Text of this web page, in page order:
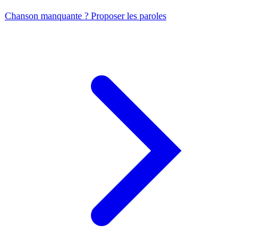
Chanson manquante ? Proposer les paroles